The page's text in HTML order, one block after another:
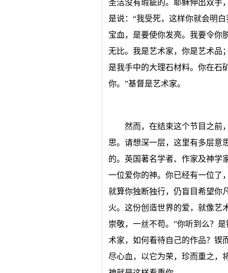
圣洁没有瑕疵的。耶稣伸出双手
是说：“我受死，这样你就会明
宝血，是要使你发亮。我要令你
无比。我是艺术家，你是艺术品
是我手中的大理石材料。你在石
你。”基督是艺术家。
然而，在结束这个节目之前
思。请想深一层，这里有多层意
的。英国著名学者、作家及神学
一位爱你的神。你已经有一位了
就算你独断独行，仍盲目希望你
火。这份创造世界的爱，就像艺
崇敬，一丝不苟。”你听到么？
术家，如何看待自己的作品？锲
尽心血，以它为荣，珍而重之，